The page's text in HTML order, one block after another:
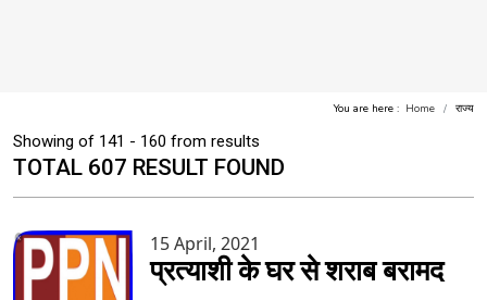
You are here : Home राज्य
Showing of 141 - 160 from results
TOTAL 607 RESULT FOUND
15 April, 2021
प्रत्याशी के घर से शराब बरामद